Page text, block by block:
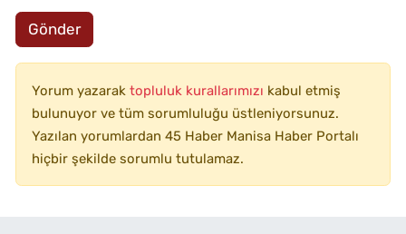
Gönder
Yorum yazarak topluluk kurallarımızı kabul etmiş
bulunuyor ve tüm sorumluluğu üstleniyorsunuz.
Yazılan yorumlardan 45 Haber Manisa Haber Portalı
hiçbir şekilde sorumlu tutulamaz.